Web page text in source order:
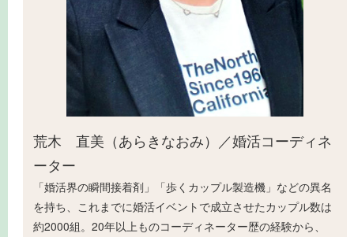
荒木 直美（あらきなおみ）／婚活コーディネ
ーター
「婚活界の瞬間接着剤」「歩くカップル製造機」などの異名
を持ち、これまでに婚活イベントで成立させたカップル数は
約2000組。20年以上ものコーディネーター歴の経験から、